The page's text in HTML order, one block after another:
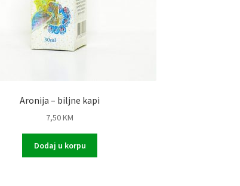
Aronija – biljne kapi
7,50KM
Dodaj u korpu